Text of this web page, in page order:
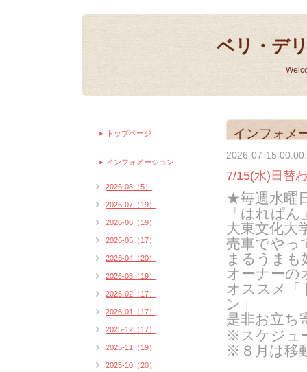
ベリ・デ
インフォメ
2026-07-15
7/15(水)日替
★毎週水曜
「はれぱ
大東文化大
売車でやっ
まるうまも
オーナーの
オススメ「
ン」
是非お立ち
※スケジュ
※８月は移
トップページ
インフォメーション
2026-08（5）
2026-07（19）
2026-06（19）
2026-05（17）
2026-04（20）
2026-03（19）
2026-02（17）
2026-01（17）
2025-12（17）
2025-11（19）
2025-10（20）